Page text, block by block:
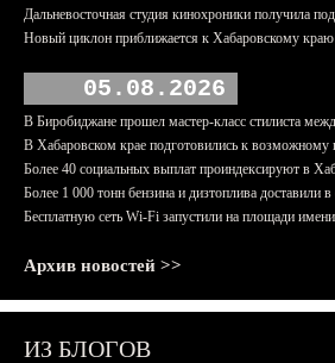
Дальневосточная студия кинохроники получила
Новый циклон приближается к Хабаровскому краю
05.08.2026
В Биробиджане прошел мастер-класс стилиста
В Хабаровском крае подготовились к
Более 40 социальных выплат проиндексируют в
Более 1 000 тонн бензина и дизтоплива доставили
Бесплатную сеть Wi-Fi запустили на площади
Архив новостей >>
ИЗ БЛОГОВ